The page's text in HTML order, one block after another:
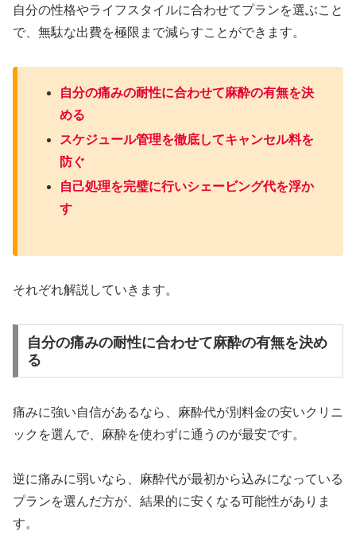
自分の性格やライフスタイルに合わせてプランを選ぶこと
で、無駄な出費を極限まで減らすことができます。
自分の痛みの耐性に合わせて麻酔の有無を決
める
スケジュール管理を徹底してキャンセル料を
防ぐ
自己処理を完璧に行いシェービング代を浮か
す
それぞれ解説していきます。
自分の痛みの耐性に合わせて麻酔の有無を決め
る
痛みに強い自信があるなら、麻酔代が別料金の安いクリニ
ックを選んで、麻酔を使わずに通うのが最安です。
逆に痛みに弱いなら、麻酔代が最初から込みになっている
プランを選んだ方が、結果的に安くなる可能性がありま
す。